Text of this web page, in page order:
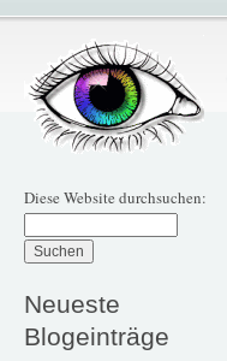
Diese Website durchsuchen:
Neueste
Blogeinträge